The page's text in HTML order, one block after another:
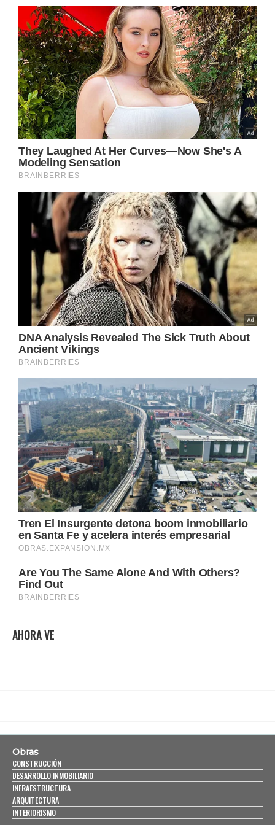
AHORA VE
Obras
CONSTRUCCIÓN
DESARROLLO INMOBILIARIO
INFRAESTRUCTURA
ARQUITECTURA
INTERIORISMO